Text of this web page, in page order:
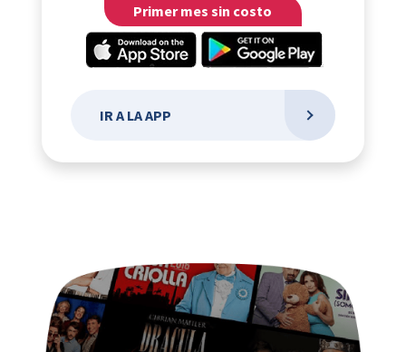
Primer mes sin costo
IR A LA APP